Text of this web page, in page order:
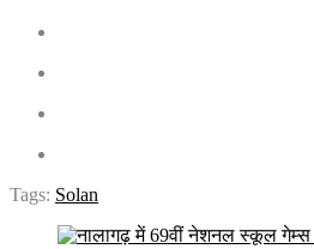
Tags: Solan